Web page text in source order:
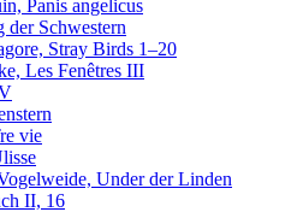
Panis angelicus
Schwestern
Stray Birds 1–20
Les Fenêtres III
vie
Under der Linden
II, 16